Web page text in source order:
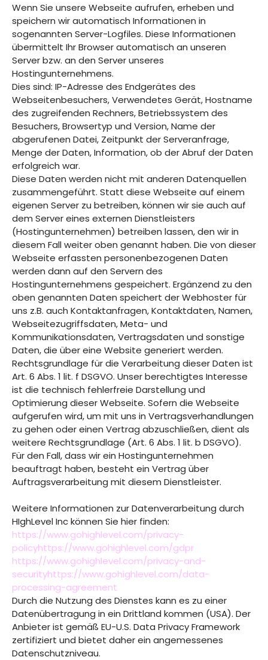
Wenn Sie unsere Webseite aufrufen, erheben und
speichern wir automatisch Informationen in
sogenannten Server-Logfiles. Diese Informationen
übermittelt Ihr Browser automatisch an unseren
Server bzw. an den Server unseres
Hostingunternehmens.
Dies sind: IP-Adresse des Endgerätes des
Webseitenbesuchers, Verwendetes Gerät, Hostname
des zugreifenden Rechners, Betriebssystem des
Besuchers, Browsertyp und Version, Name der
abgerufenen Datei, Zeitpunkt der Serveranfrage,
Menge der Daten, Information, ob der Abruf der Daten
erfolgreich war.
Diese Daten werden nicht mit anderen Datenquellen
zusammengeführt. Statt diese Webseite auf einem
eigenen Server zu betreiben, können wir sie auch auf
dem Server eines externen Dienstleisters
(Hostingunternehmen) betreiben lassen, den wir in
diesem Fall weiter oben genannt haben. Die von dieser
Webseite erfassten personenbezogenen Daten
werden dann auf den Servern des
Hostingunternehmens gespeichert. Ergänzend zu den
oben genannten Daten speichert der Webhoster für
uns z.B. auch Kontaktanfragen, Kontaktdaten, Namen,
Webseitezugriffsdaten, Meta- und
Kommunikationsdaten, Vertragsdaten und sonstige
Daten, die über eine Website generiert werden.
Rechtsgrundlage für die Verarbeitung dieser Daten ist
Art. 6 Abs. 1 lit. f DSGVO. Unser berechtigtes Interesse
ist die technisch fehlerfreie Darstellung und
Optimierung dieser Webseite. Sofern die Webseite
aufgerufen wird, um mit uns in Vertragsverhandlungen
zu gehen oder einen Vertrag abzuschließen, dient als
weitere Rechtsgrundlage (Art. 6 Abs. 1 lit. b DSGVO).
Für den Fall, dass wir ein Hostingunternehmen
beauftragt haben, besteht ein Vertrag über
Auftragsverarbeitung mit diesem Dienstleister.
Weitere Informationen zur Datenverarbeitung durch
HIghLevel Inc können Sie hier finden:
https://www.gohighlevel.com/privacy-
policyhttps://www.gohighlevel.com/gdpr
https://www.gohighlevel.com/privacy-and-
securityhttps://www.gohighlevel.com/data-
processing-agreement
Durch die Nutzung des Dienstes kann es zu einer
Datenübertragung in ein Drittland kommen (USA). Der
Anbieter ist gemäß EU-U.S. Data Privacy Framework
zertifiziert und bietet daher ein angemessenes
Datenschutzniveau.